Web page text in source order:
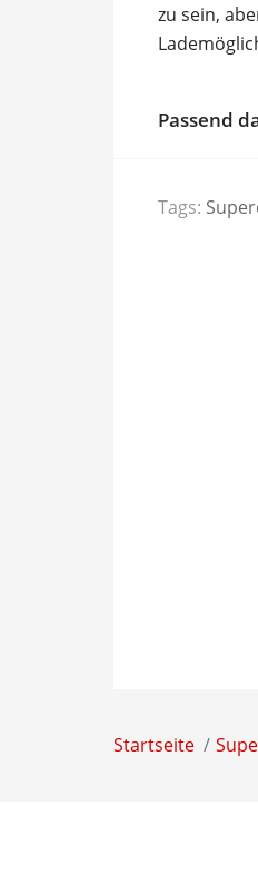
zu sein,
Passend
Tags:
Startseite